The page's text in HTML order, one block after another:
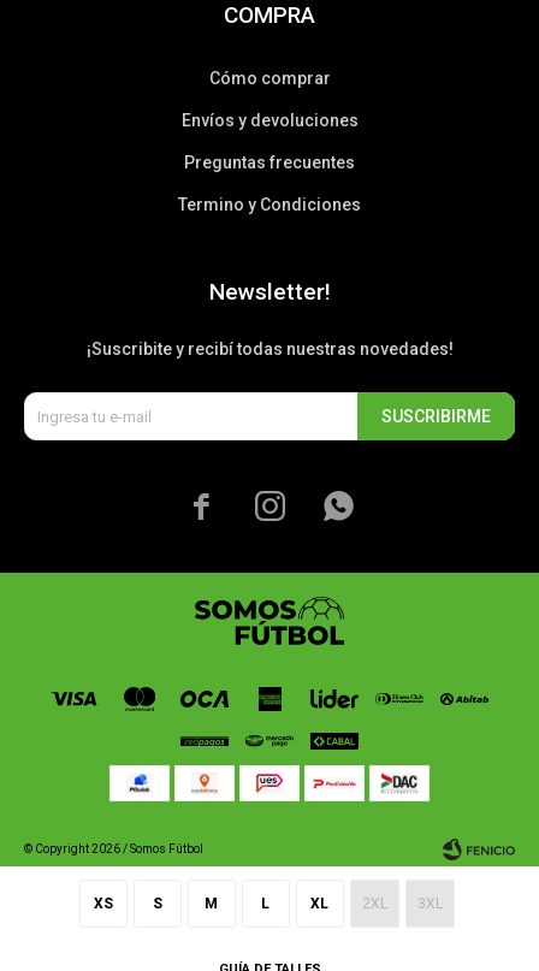
XS S M L XL 2XL 3XL
COMPRA
Cómo comprar
Envíos y devoluciones
Preguntas frecuentes
Termino y Condiciones
Newsletter!
¡Suscribite y recibí todas nuestras novedades!
SUSCRIBIRME
  
© Copyright 2026 / Somos Fútbol